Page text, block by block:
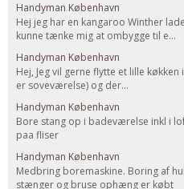
Andet
Indendørs
Udendørs
Kan Det Males?
MURER
Nybygning
Reparationer
Handyman København
Hej jeg har en kangaroo Winther
kunne tænke mig at ombygge til e...
Handyman København
Hej, Jeg vil gerne flytte et lille
er soveværelse) og der...
Handyman København
Bore stang op i badeværelse inkl i
paa fliser
Handyman København
Medbring boremaskine. Boring af
stænger og bruse ophæng er købt